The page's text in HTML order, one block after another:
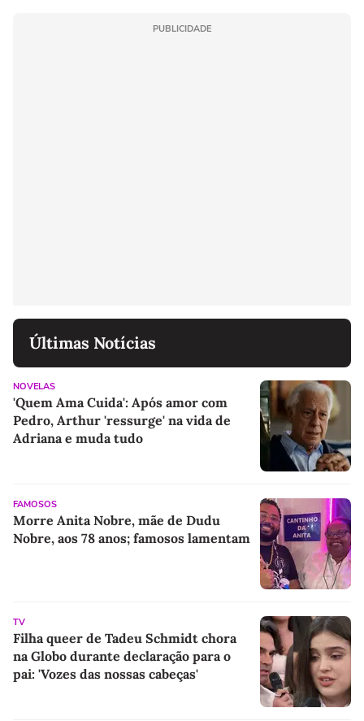
PUBLICIDADE
Últimas Notícias
NOVELAS
'Quem Ama Cuida': Após amor com
Pedro, Arthur 'ressurge' na vida de
Adriana e muda tudo
FAMOSOS
Morre Anita Nobre, mãe de Dudu
Nobre, aos 78 anos; famosos lamentam
TV
Filha queer de Tadeu Schmidt chora
na Globo durante declaração para o
pai: 'Vozes das nossas cabeças'